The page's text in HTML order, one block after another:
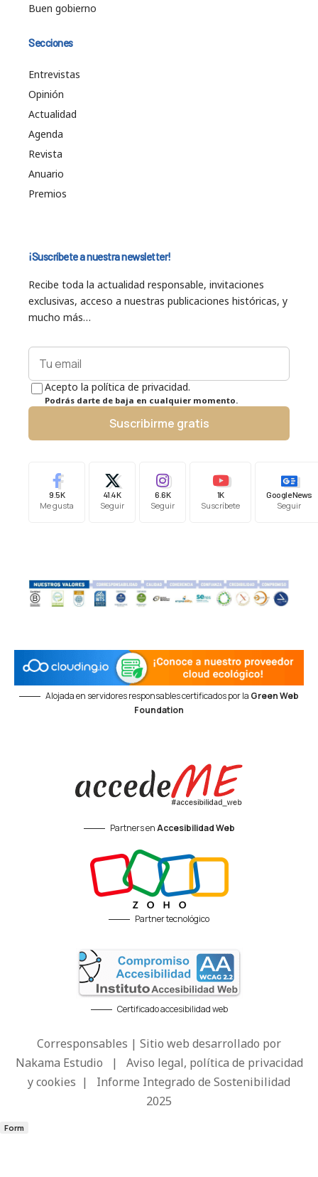
Buen gobierno
Secciones
Entrevistas
Opinión
Actualidad
Agenda
Revista
Anuario
Premios
¡Suscríbete a nuestra newsletter!
Recibe toda la actualidad responsable, invitaciones
exclusivas, acceso a nuestras publicaciones históricas, y
mucho más…
Acepto la política de privacidad.
Podrás darte de baja en cualquier momento.
Suscribirme gratis
9.5K
Me gusta
41.4K
Seguir
6.6K
Seguir
1K
Suscríbete
Google News
Seguir
Alojada en servidores responsables certificados por la Green Web
Foundation
Partners enAccesibilidad Web
Partner tecnológico
Certificado accesibilidad web
Corresponsables | Sitio web desarrollado por
Nakama Estudio | Aviso legal, política de privacidad
y cookies | Informe Integrado de Sostenibilidad
2025
Form